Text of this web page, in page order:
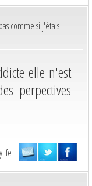
comme si j'étais
elle n'est
perpectives